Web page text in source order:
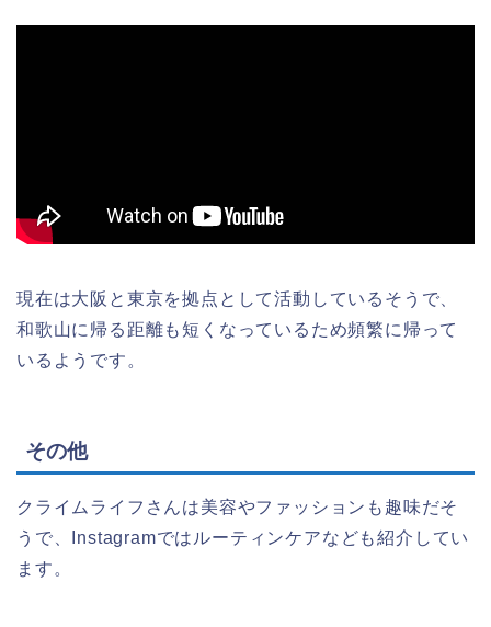
現在は大阪と東京を拠点として活動しているそうで、
和歌山に帰る距離も短くなっているため頻繁に帰って
いるようです。
その他
クライムライフさんは美容やファッションも趣味だそ
うで、Instagramではルーティンケアなども紹介してい
ます。